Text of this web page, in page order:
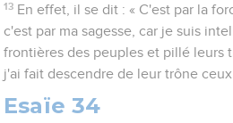
13 En effet, il se dit : « C'est par la
c'est par ma sagesse, car je suis
frontières des peuples et pillé leurs
j'ai fait descendre de leur trône
Esaïe 34